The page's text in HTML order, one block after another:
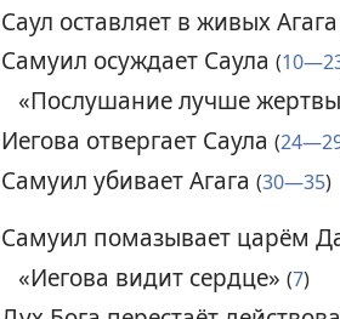
Саул оставляет в живых Агага
Самуил осуждает Саула (
«Послушание лучше
Иегова отвергает Саула (
Самуил убивает Агага (30—35)
Самуил помазывает царём
«Иегова видит сердце»(7)